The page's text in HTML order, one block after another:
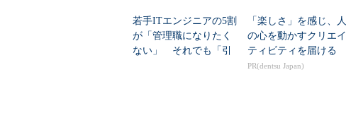
若手ITエンジニアの5割
が「管理職になりたく
ない」 それでも「引
「楽しさ」を感じ、人
の心を動かすクリエイ
ティビティを届ける
PR(dentsu Japan)